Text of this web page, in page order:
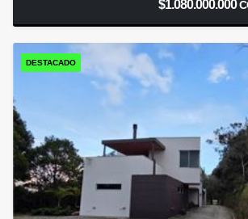
$1.080.000.000
DESTACADO